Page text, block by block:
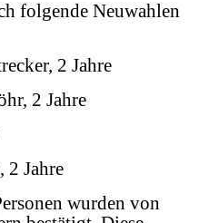
folgende Neuwahlen
2 Jahre
2 Jahre
2 Jahre
wurden von